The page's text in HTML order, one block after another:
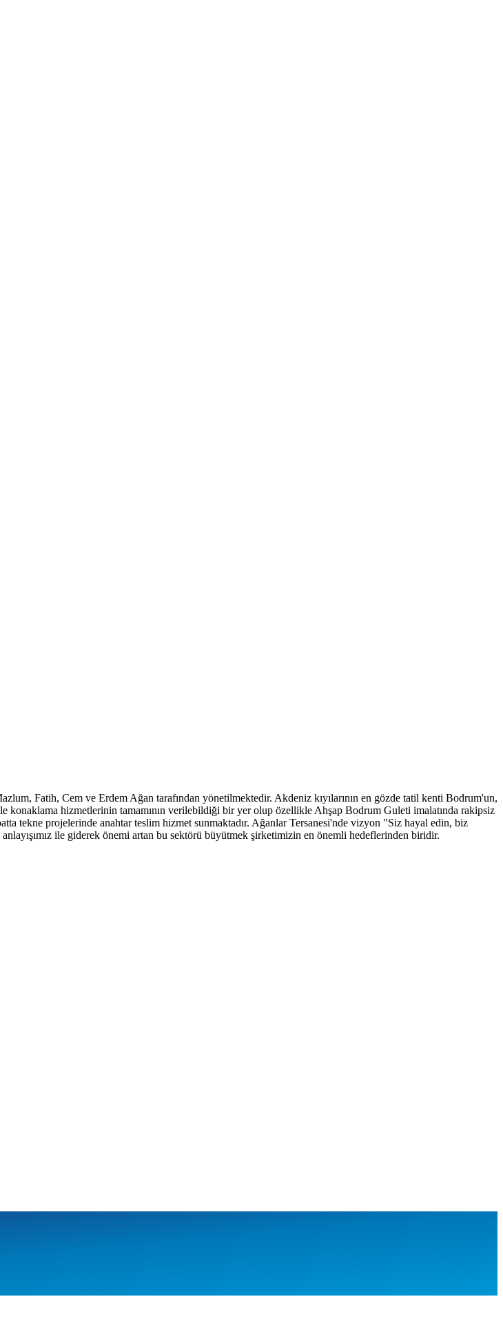
Fatih, Cem ve Erdem Ağan tarafından yönetilmektedir. Akdeniz kıyılarının en gözde tatil kenti Bodrum'un,
konaklama hizmetlerinin tamamının verilebildiği bir yer olup özellikle Ahşap Bodrum Guleti imalatında rakipsiz
tekne projelerinde anahtar teslim hizmet sunmaktadır. Ağanlar Tersanesi'nde vizyon "Siz hayal edin, biz
ile giderek önemi artan bu sektörü büyütmek şirketimizin en önemli hedeflerinden biridir.